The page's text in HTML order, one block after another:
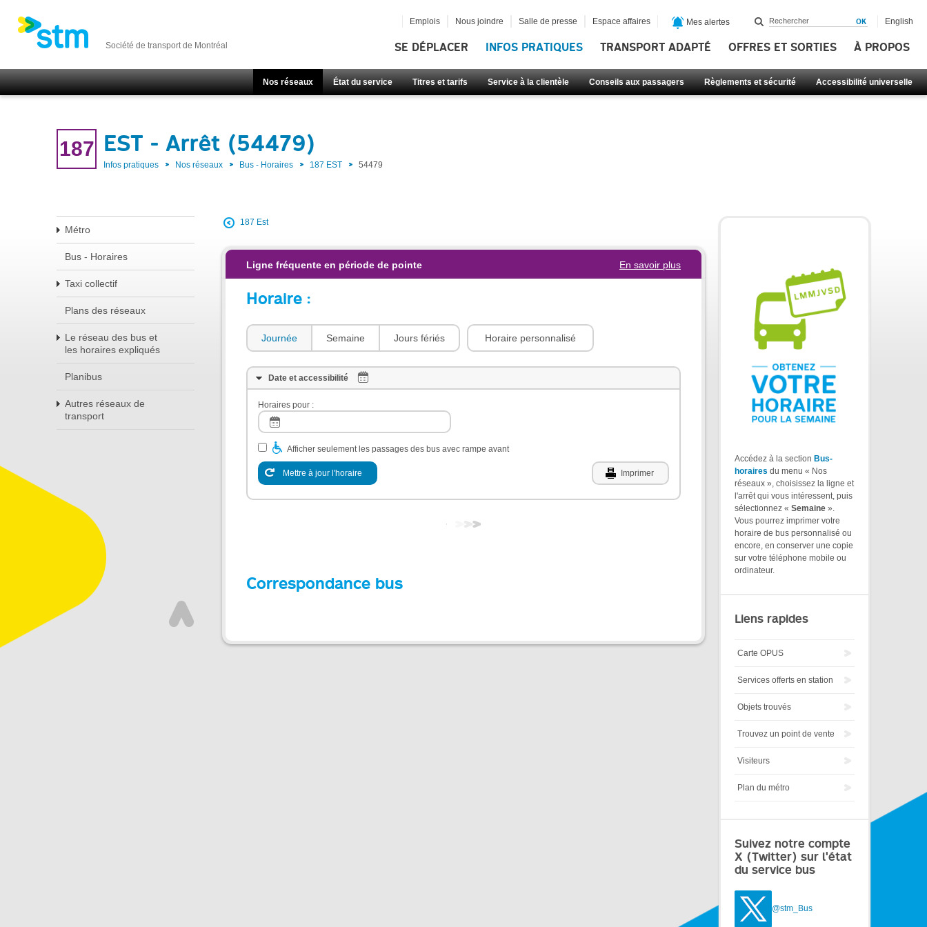
Société de transport de Montréal SE DÉPLACER INFOS PRATIQUES TRANSPORT ADAPTÉ OFFRES ET SORTIES À PROPOS
Nos réseaux État du service Titres et tarifs Service à la clientèle Conseils aux passagers Règlements et sécurité Accessibilité universelle
Emplois Nous joindre Salle de presse Espace affaires Mes alertes English
187 EST - Arrêt (54479)
Infos pratiques Nos réseaux Bus - Horaires 187 EST 54479
Métro
Bus - Horaires
Taxi collectif
Plans des réseaux
Le réseau des bus et
les horaires expliqués
Planibus
Autres réseaux de
transport
187 Est
Ligne fréquente en période de pointe En savoir plus
Horaire :
Journée Semaine Jours fériés Horaire personnalisé
Date et accessibilité
Horaires pour :
Afficher seulement les passages des bus avec rampe avant
Mettre à jour l'horaire Imprimer
Correspondance bus
Accédez à la section Bus-
horaires du menu « Nos
réseaux », choisissez la ligne et
l'arrêt qui vous intéressent, puis
sélectionnez « Semaine ».
Vous pourrez imprimer votre
horaire de bus personnalisé ou
encore, en conserver une copie
sur votre téléphone mobile ou
ordinateur.
Liens rapides
Carte OPUS
Services offerts en station
Objets trouvés
Trouvez un point de vente
Visiteurs
Plan du métro
Suivez notre compte
X (Twitter) sur l'état
du service bus
@stm_Bus